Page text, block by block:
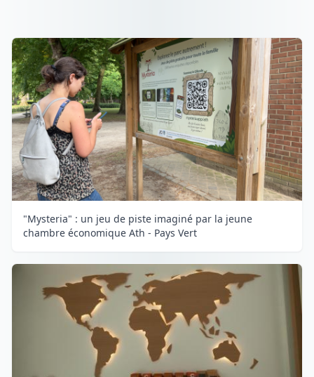
"Mysteria" : un jeu de piste imaginé par la jeune
chambre économique Ath - Pays Vert